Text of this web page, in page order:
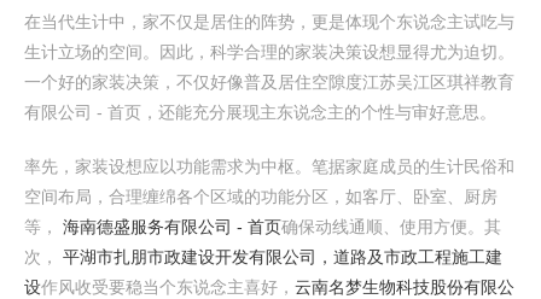
在当代生计中，家不仅是居住的阵势，更是体现个东说念主试吃与
生计立场的空间。因此，科学合理的家装决策设想显得尤为迫切。
一个好的家装决策，不仅好像普及居住空隙度江苏吴江区琪祥教育
有限公司 - 首页，还能充分展现主东说念主的个性与审好意思。
率先，家装设想应以功能需求为中枢。笔据家庭成员的生计民俗和
空间布局，合理缠绵各个区域的功能分区，如客厅、卧室、厨房
等， 海南德盛服务有限公司 - 首页确保动线通顺、使用方便。其
次， 平湖市扎朋市政建设开发有限公司，道路及市政工程施工建
设作风收受要稳当个东说念主喜好， 云南名梦生物科技股份有限公